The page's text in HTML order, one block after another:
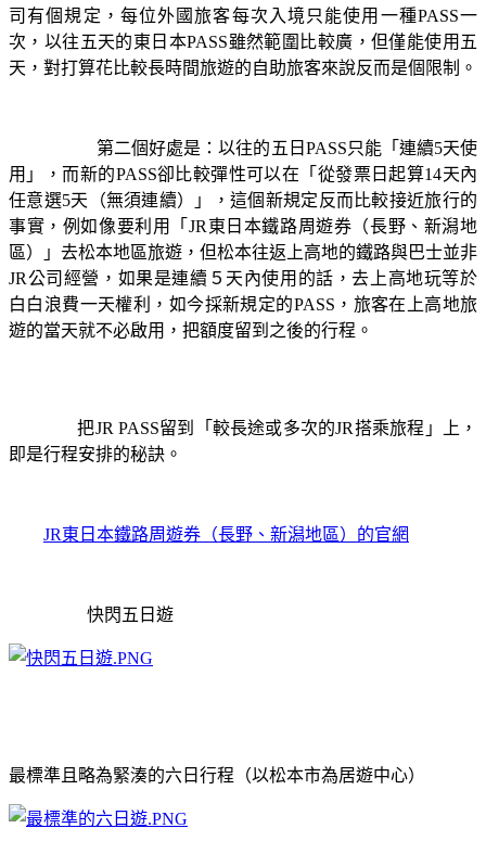
司有個規定，每位外國旅客每次入境只能使用一種PASS一
次，以往五天的東日本PASS雖然範圍比較廣，但僅能使用五
天，對打算花比較長時間旅遊的自助旅客來說反而是個限制。
第二個好處是：以往的五日 PASS只能「連續5天使
用」，而新的PASS卻比較彈性可以在「從發票日起算14天內
任意選5天（無須連續）」，這個新規定反而比較接近旅行的
事實，例如像要利用「 JR 東日本鐵路周遊券（長野、新潟地
區）」去松本地區旅遊，但松本往返上高地的鐵路與巴士並非
JR公司經營，如果是連續５天內使用的話，去上高地玩等於
白白浪費一天權利，如今採新規定的PASS ，旅客在上高地旅
遊的當天就不必啟用，把額度留到之後的行程。
把JR PASS留到「較長途或多次的JR搭乘旅程」上，
即是行程安排的秘訣。
JR東日本鐵路周遊券（長野、新潟地區）的官網
快閃五日遊
最標準且略為緊湊的六日行程（以松本市為居遊中心）